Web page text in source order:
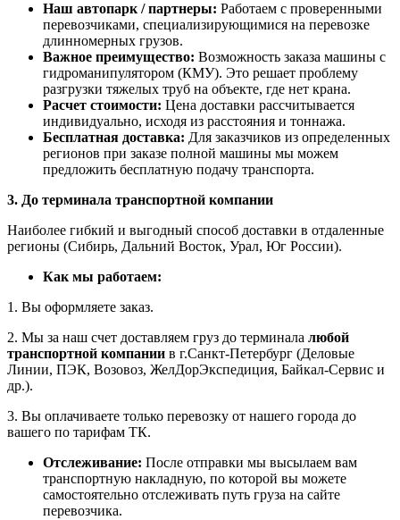
Наш автопарк / партнеры: Работаем с проверенными
перевозчиками, специализирующимися на перевозке
длинномерных грузов.
Важное преимущество: Возможность заказа машины с
гидроманипулятором (КМУ). Это решает проблему
разгрузки тяжелых труб на объекте, где нет крана.
Расчет стоимости: Цена доставки рассчитывается
индивидуально, исходя из расстояния и тоннажа.
Бесплатная доставка: Для заказчиков из определенных
регионов при заказе полной машины мы можем
предложить бесплатную подачу транспорта.
3. До терминала транспортной компании
Наиболее гибкий и выгодный способ доставки в отдаленные
регионы (Сибирь, Дальний Восток, Урал, Юг России).
Как мы работаем:
1. Вы оформляете заказ.
2. Мы за наш счет доставляем груз до терминала любой
транспортной компании в г.Санкт-Петербург (Деловые
Линии, ПЭК, Возовоз, ЖелДорЭкспедиция, Байкал-Сервис и
др.).
3. Вы оплачиваете только перевозку от нашего города до
вашего по тарифам ТК.
Отслеживание: После отправки мы высылаем вам
транспортную накладную, по которой вы можете
самостоятельно отслеживать путь груза на сайте
перевозчика.